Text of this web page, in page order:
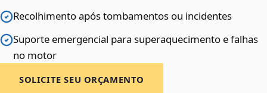
Recolhimento após tombamentos ou incidentes
Suporte emergencial para superaquecimento e falhas
no motor
SOLICITE SEU ORÇAMENTO